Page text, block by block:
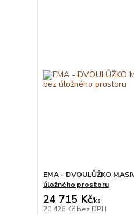
EMA - DVOULŮŽKO
úložného prostoru
24 715 Kč/ks
20 426 Kč bez DPH